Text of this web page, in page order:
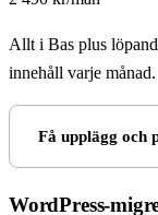
Allt i Bas plus
innehåll varje månad.
Få upplägg och
WordPress-